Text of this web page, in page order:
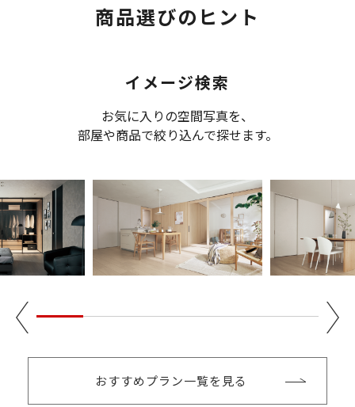
商品選びのヒント
イメージ検索
お気に入りの空間写真を、
部屋や商品で絞り込んで探せます。
おすすめプラン一覧を見る